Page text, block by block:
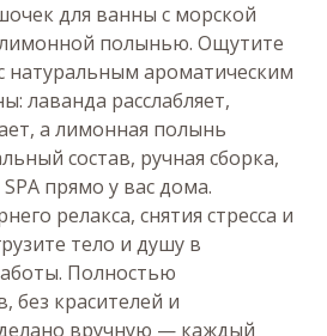
для ванны с морской
полынью. Ощутите
натуральным ароматическим
лаванда расслабляет,
а лимонная полынь
состав, ручная сборка,
прямо у вас дома.
релакса, снятия стресса и
тело и душу в
Полностью
без красителей и
вручную — каждый